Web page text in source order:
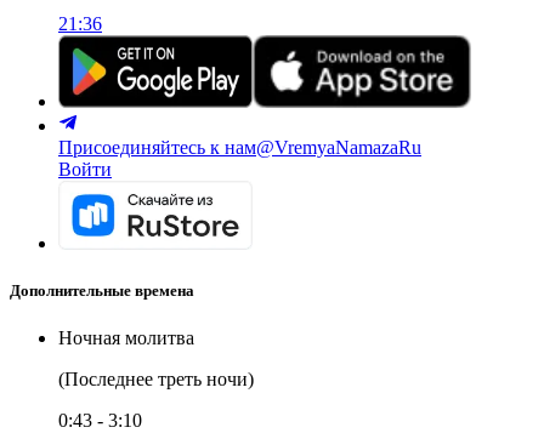
21:36
Присоединяйтесь к нам@VremyaNamazaRu
Войти
Дополнительные времена
Ночная молитва
(Последнее треть ночи)
0:43 - 3:10